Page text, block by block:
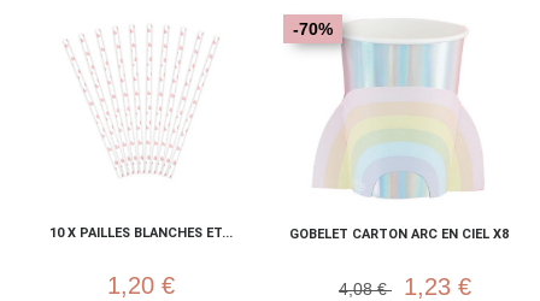
10 X PAILLES BLANCHES ET...
1,20 €
GOBELET CARTON ARC EN CIEL X8
-70%
4,08 € 1,23 €